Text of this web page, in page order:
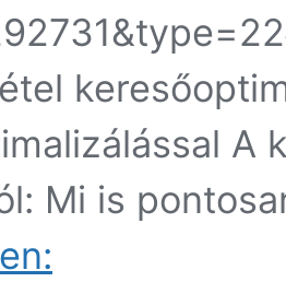
A
Mi is